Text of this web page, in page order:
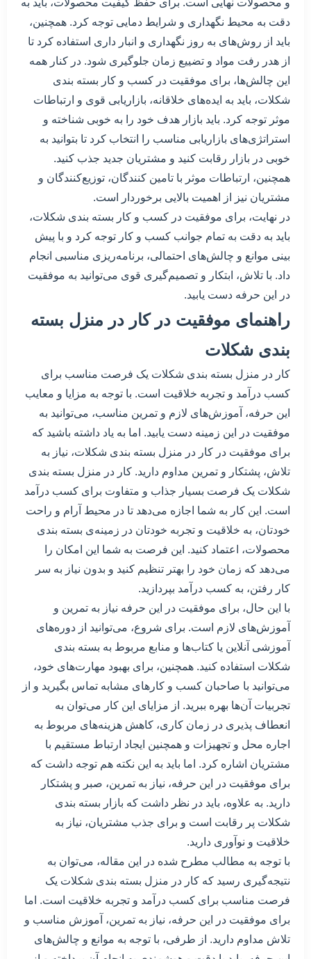
و محصولات نهایی است. برای حفظ کیفیت محصولات، باید به
دقت به محیط نگهداری و شرایط دمایی توجه کرد. همچنین،
باید از روش‌های به روز نگهداری و انبار داری استفاده کرد تا
از هدر رفت مواد و تضییع زمان جلوگیری شود. در کنار همه
این چالش‌ها، برای موفقیت در کسب و کار بسته بندی
شکلات، باید به ایده‌های خلاقانه، بازاریابی قوی و ارتباطات
موثر توجه کرد. باید بازار هدف خود را به خوبی شناخته و
استراتژی‌های بازاریابی مناسب را انتخاب کرد تا بتوانید به
خوبی در بازار رقابت کنید و مشتریان جدید جذب کنید.
همچنین، ارتباطات موثر با تامین کنندگان، توزیع‌کنندگان و
مشتریان نیز از اهمیت بالایی برخوردار است.
در نهایت، برای موفقیت در کسب و کار بسته بندی شکلات،
باید به دقت به تمام جوانب کسب و کار توجه کرد و با پیش
بینی موانع و چالش‌های احتمالی، برنامه‌ریزی مناسبی انجام
داد. با تلاش، ابتکار و تصمیم‌گیری قوی می‌توانید به موفقیت
در این حرفه دست یابید.
راهنمای موفقیت در کار در منزل بسته
بندی شکلات
کار در منزل بسته بندی شکلات یک فرصت مناسب برای
کسب درآمد و تجربه خلاقیت است. با توجه به مزایا و معایب
این حرفه، آموزش‌های لازم و تمرین مناسب، می‌توانید به
موفقیت در این زمینه دست یابید. اما به یاد داشته باشید که
برای موفقیت در کار در منزل بسته بندی شکلات، نیاز به
تلاش، پشتکار و تمرین مداوم دارید. کار در منزل بسته بندی
شکلات یک فرصت بسیار جذاب و متفاوت برای کسب درآمد
است. این کار به شما اجازه می‌دهد تا در محیط آرام و راحت
خودتان، به خلاقیت و تجربه خودتان در زمینه‌ی بسته بندی
محصولات، اعتماد کنید. این فرصت به شما این امکان را
می‌دهد که زمان خود را بهتر تنظیم کنید و بدون نیاز به سر
کار رفتن، به کسب درآمد بپردازید.
با این حال، برای موفقیت در این حرفه نیاز به تمرین و
آموزش‌های لازم است. برای شروع، می‌توانید از دوره‌های
آموزشی آنلاین یا کتاب‌ها و منابع مربوط به بسته بندی
شکلات استفاده کنید. همچنین، برای بهبود مهارت‌های خود،
می‌توانید با صاحبان کسب و کارهای مشابه تماس بگیرید و از
تجربیات آن‌ها بهره ببرید. از مزایای این کار می‌توان به
انعطاف پذیری در زمان کاری، کاهش هزینه‌های مربوط به
اجاره محل و تجهیزات و همچنین ایجاد ارتباط مستقیم با
مشتریان اشاره کرد. اما باید به این نکته هم توجه داشت که
برای موفقیت در این حرفه، نیاز به تمرین، صبر و پشتکار
دارید. به علاوه، باید در نظر داشت که بازار بسته بندی
شکلات پر رقابت است و برای جذب مشتریان، نیاز به
خلاقیت و نوآوری دارید.
با توجه به مطالب مطرح شده در این مقاله، می‌توان به
نتیجه‌گیری رسید که کار در منزل بسته بندی شکلات یک
فرصت مناسب برای کسب درآمد و تجربه خلاقیت است. اما
برای موفقیت در این حرفه، نیاز به تمرین، آموزش مناسب و
تلاش مداوم دارید. از طرفی، با توجه به موانع و چالش‌های